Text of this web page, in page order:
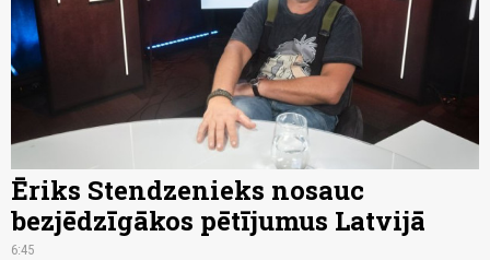
Ēriks Stendzenieks nosauc
bezjēdzīgākos pētījumus Latvijā
6:45